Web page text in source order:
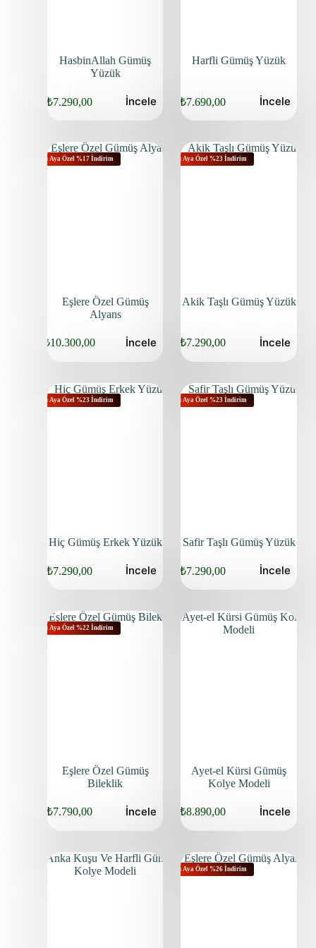
HasbinAllah Gümüş
Yüzük
₺7.290,00 İncele
Harfli Gümüş Yüzük
₺7.690,00 İncele
Bu Aya Özel %17 İndirim
Eşlere Özel Gümüş
Alyans
₺10.300,00 İncele
Bu Aya Özel %23 İndirim
Akik Taşlı Gümüş Yüzük
₺7.290,00 İncele
Bu Aya Özel %23 İndirim
Hiç Gümüş Erkek Yüzük
₺7.290,00 İncele
Bu Aya Özel %23 İndirim
Safir Taşlı Gümüş Yüzük
₺7.290,00 İncele
Bu Aya Özel %22 İndirim
Eşlere Özel Gümüş
Bileklik
₺7.790,00 İncele
Ayet-el Kürsi Gümüş
Kolye Modeli
₺8.890,00 İncele
Bu Aya Özel %26 İndirim